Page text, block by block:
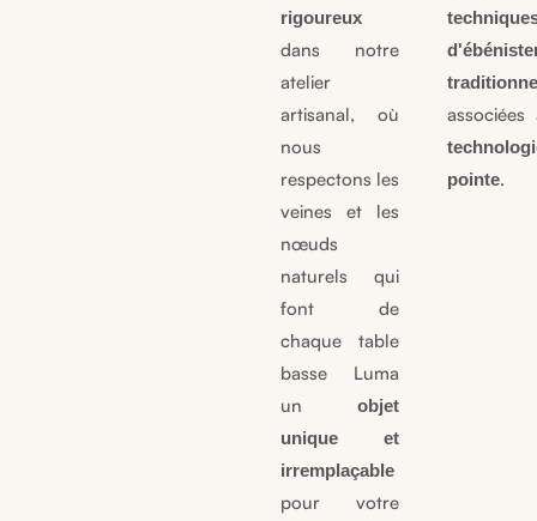
rigoureux
dans notre
atelier
artisanal, où
nous
respectons les
veines et les
nœuds
naturels qui
font de
chaque table
basse Luma
un objet
unique et
irremplaçable
pour votre
pointe.